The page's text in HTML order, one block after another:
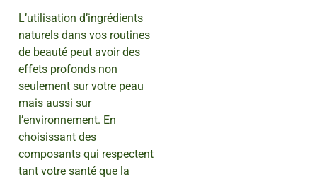
L’utilisation d’ingrédients
naturels dans vos routines
de beauté peut avoir des
effets profonds non
seulement sur votre peau
mais aussi sur
l’environnement. En
choisissant des
composants qui respectent
tant votre santé que la